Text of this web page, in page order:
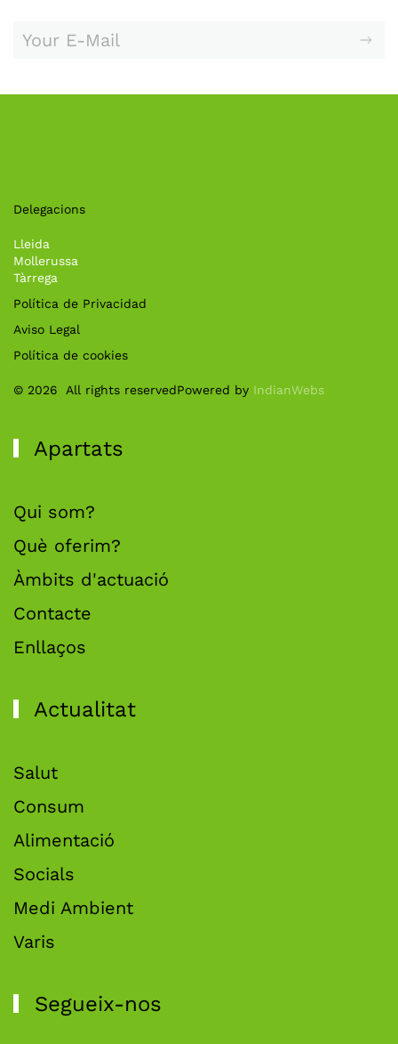
Delegacions
Lleida
Mollerussa
Tàrrega
Política de Privacidad
Aviso Legal
Política de cookies
© 2026 All rights reservedPowered by IndianWebs
Apartats
Qui som?
Què oferim?
Àmbits d'actuació
Contacte
Enllaços
Actualitat
Salut
Consum
Alimentació
Socials
Medi Ambient
Varis
Segueix-nos